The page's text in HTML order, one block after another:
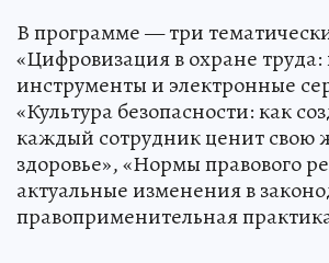
В программе — три
«Цифровизация в охране труда:
инструменты и электронные
«Культура безопасности: как
каждый сотрудник ценит свою
здоровье», «Нормы правового
актуальные изменения в
правоприменительная